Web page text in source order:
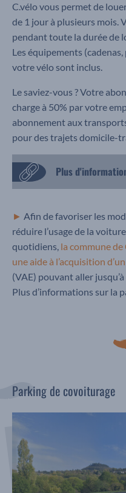
C.vélo vous permet de
de 1 jour à plusieurs mois.
pendant toute la durée de
Les équipements
votre vélo sont inclus.
Le saviez-vous ? Votre
charge à 50% par votre
abonnement aux
pour des trajets domicile-
Plus
► Afin de favoriser les
réduire l’usage de la
quotidiens, la commune
une aide à l’acquisition
(VAE) pouvant aller
Plus d’informations sur la
Parking de covoiturage